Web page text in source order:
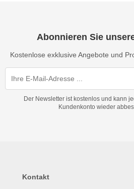
Abonnieren Sie
Kostenlose exklusive Angebote und
Der Newsletter ist kostenlos und kann
Kundenkonto wieder
Kontakt